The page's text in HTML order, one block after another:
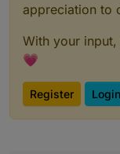
appreciation to
With your
💗
Register Login